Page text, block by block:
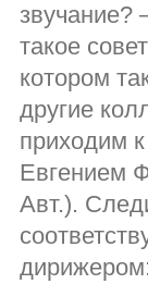
такое
котором
другие
приходим
Евгением
Авт.).